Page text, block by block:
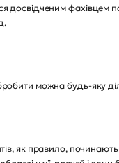
досвідченим фахівцем
можна будь-яку
як правило,